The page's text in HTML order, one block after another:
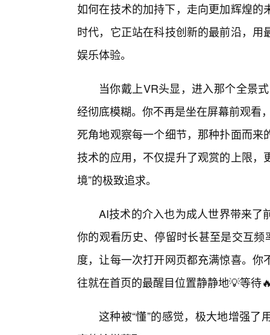
如何在技术的加持下，走向更加辉煌
时代，它正站在科技创新的最前沿，
娱乐体验。
当你戴上VR头显，进入那个全景
经彻底模糊。你不再是坐在屏幕前观看
死角地观察每一个细节，那种扑面而
技术的应用，不仅提升了观赏的上限，
境”的极致追求。
AI技术的介入也为成人世界带来了
你的观看历史、停留时长甚至是交互
度，让每一次打开网页都充满惊喜。
往就在首页的最醒目位置静静地💡等待
这种被“懂”的感觉，极大地增强